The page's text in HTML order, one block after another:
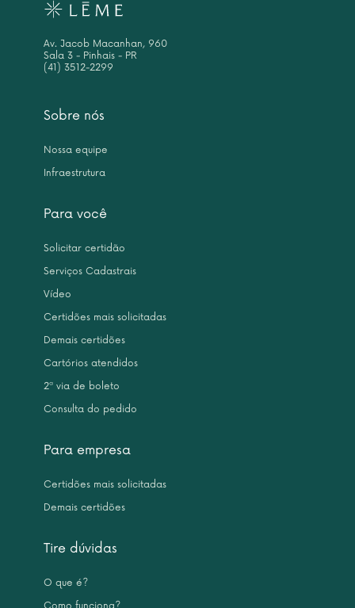
Sobre nós
Nossa equipe
Infraestrutura
Para você
Solicitar certidão
Serviços Cadastrais
Vídeo
Certidões mais solicitadas
Demais certidões
Cartórios atendidos
2ª via de boleto
Consulta do pedido
Para empresa
Certidões mais solicitadas
Demais certidões
Tire dúvidas
O que é?
Av. Jacob Macanhan, 960
Sala 3 - Pinhais - PR
(41) 3512-2299